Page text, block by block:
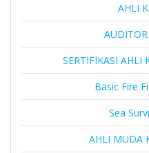
AHLI
SERTIFIKASI AHLI
Basic Fire
Sea
AHLI MUDA